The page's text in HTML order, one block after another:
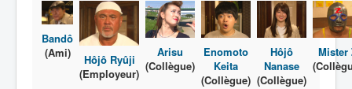
Référence
Fanservice
Générique
Bandô
(Ami)
Hôjô Ryûji
(Employeur)
Arisu
(Collègue)
Enomoto
Keita
(Collègue)
Hôjô
Nanase
(Collègue)
Mister